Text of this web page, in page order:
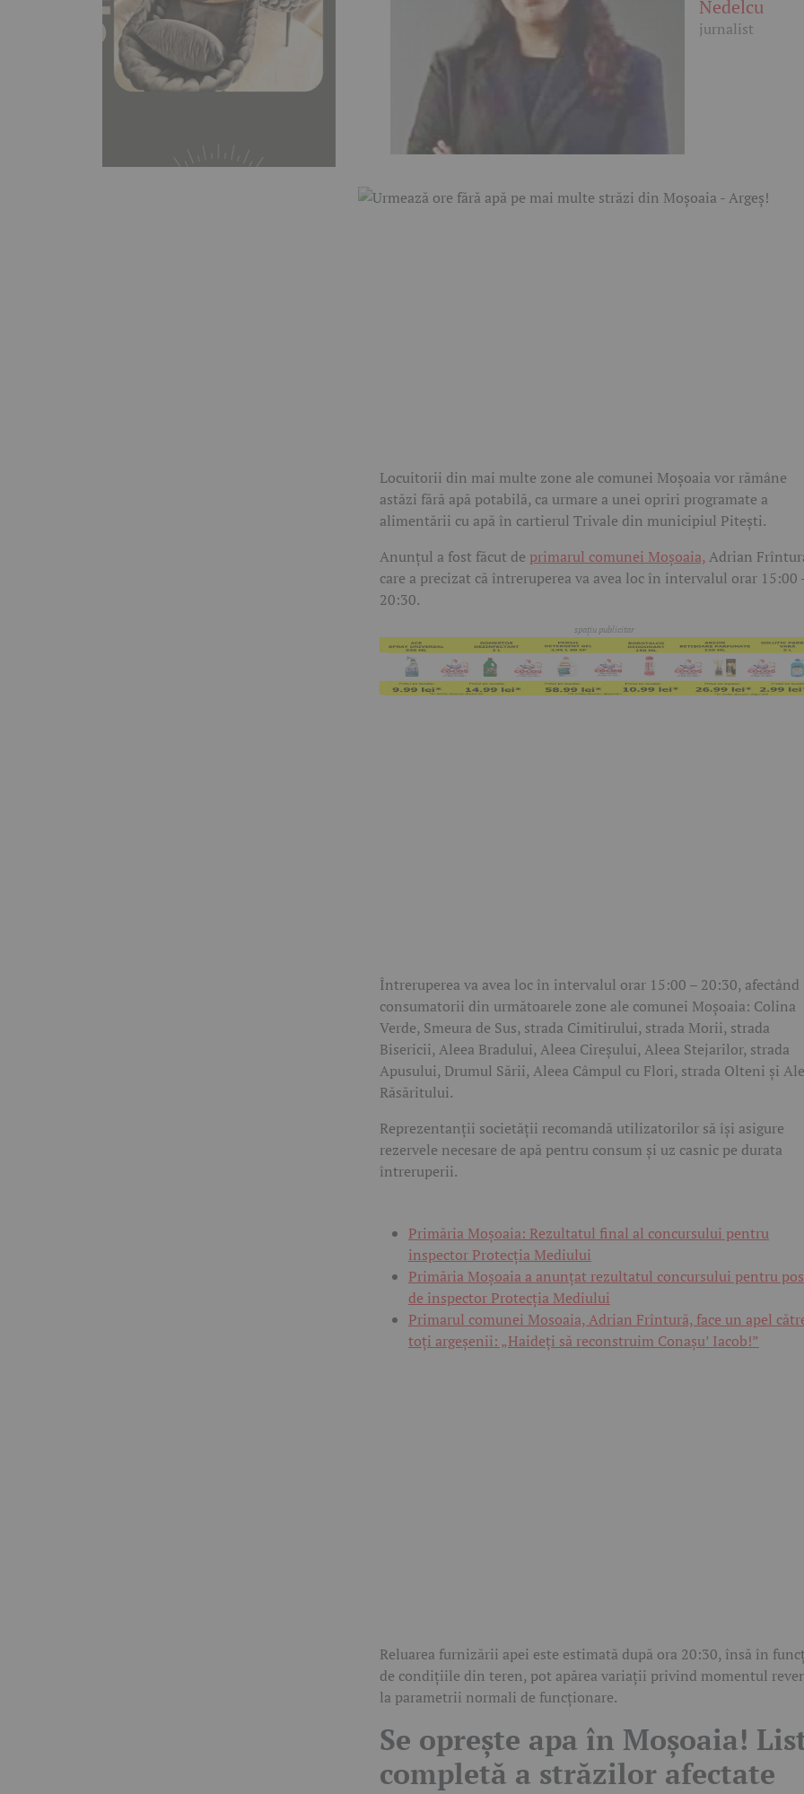
Nedelcu
jurnalist
Locuitorii din mai multe zone ale comunei Moșoaia vor rămâne
astăzi fără apă potabilă, ca urmare a unei opriri programate a
alimentării cu apă în cartierul Trivale din municipiul Pitești.
Anunțul a fost făcut de primarul comunei Moșoaia,Adrian
care a precizat că întreruperea va avea loc în intervalul orar 15:00
20:30.
Întreruperea va avea loc în intervalul orar 15:00 – 20:30, afectând
consumatorii din următoarele zone ale comunei Moșoaia: Colina
Verde, Smeura de Sus, strada Cimitirului, strada Morii, strada
Bisericii, Aleea Bradului, Aleea Cireșului, Aleea Stejarilor, strada
Apusului, Drumul Sării, Aleea Câmpul cu Flori, strada Olteni și
Răsăritului.
Reprezentanții societății recomandă utilizatorilor să își asigure
rezervele necesare de apă pentru consum și uz casnic pe durata
întreruperii.
Primăria Moșoaia: Rezultatul final al concursului pentru
inspector Protecția Mediului
Primăria Moșoaia a anunțat rezultatul concursului pentru
de inspector Protecția Mediului
Primarul comunei Mosoaia, Adrian Frîntură, face un apel
toți argeșenii: „Haideți să reconstruim Conașu’ Iacob!”
Reluarea furnizării apei este estimată după ora 20:30, însă în
de condițiile din teren, pot apărea variații privind momentul
la parametrii normali de funcționare.
Se oprește apa în Moșoaia!
completă a străzilor afectate